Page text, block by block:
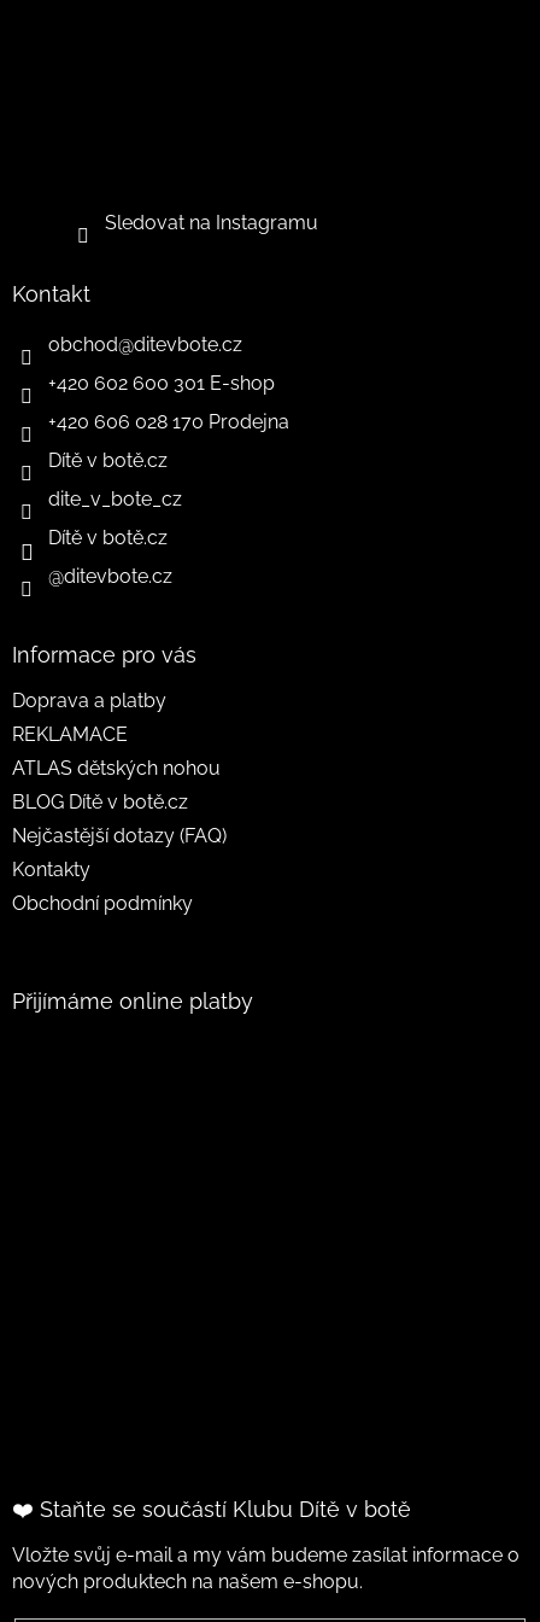
Sledovat na Instagramu
Kontakt
obchod@ditevbote.cz
+420 602 600 301 E-shop
+420 606 028 170 Prodejna
Dítě v botě.cz
dite_v_bote_cz
Dítě v botě.cz
@ditevbote.cz
Informace pro vás
Doprava a platby
REKLAMACE
ATLAS dětských nohou
BLOG Dítě v botě.cz
Nejčastější dotazy (FAQ)
Kontakty
Obchodní podmínky
Přijímáme online platby
❤️ Staňte se součástí Klubu Dítě v botě
Vložte svůj e-mail a my vám budeme zasílat informace o
nových produktech na našem e-shopu.